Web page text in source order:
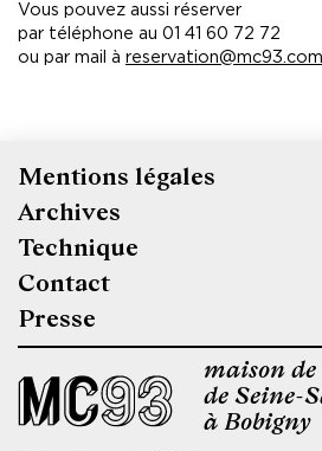
Vous pouvez aussi réserver
par téléphone au 01 41 60 72 72
ou par mail à reservation@mc93.com
de
page
Mentions légales
Archives
Technique
Contact
Presse
maison
de Seine-
à Bobigny